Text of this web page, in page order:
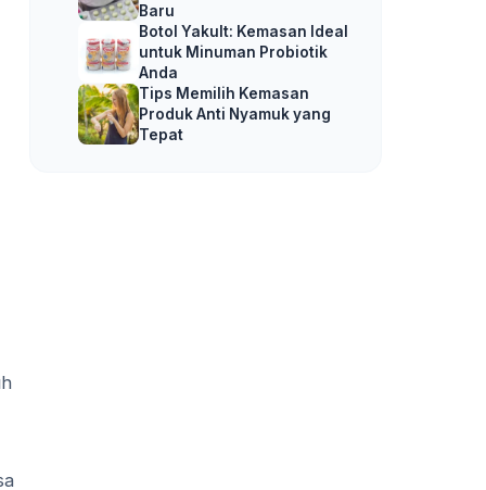
Baru
Botol Yakult: Kemasan Ideal
untuk Minuman Probiotik
Anda
Tips Memilih Kemasan
Produk Anti Nyamuk yang
Tepat